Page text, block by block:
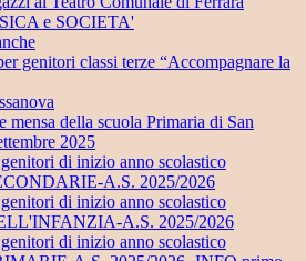
e SOCIETA'
genitori classi terze “Accompagnare la
mensa della scuola Primaria di San
2025
di inizio anno scolastico
A.S. 2025/2026
di inizio anno scolastico
A.S. 2025/2026
di inizio anno scolastico